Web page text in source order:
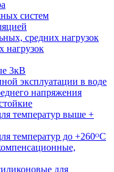
систем
средних нагрузок
нагрузок
3кВ
эксплуатации в воде
напряжения
температур выше +
температур до +260ᴼС
для